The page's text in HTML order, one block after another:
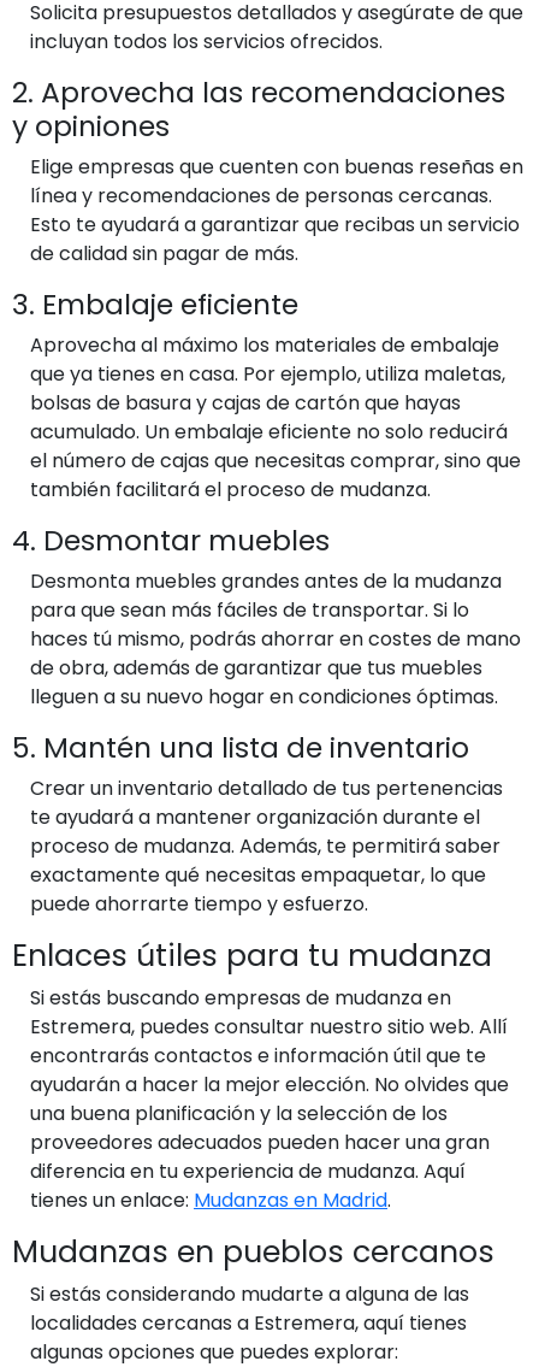
Solicita presupuestos detallados y asegúrate de que
incluyan todos los servicios ofrecidos.
2. Aprovecha las recomendaciones
y opiniones
Elige empresas que cuenten con buenas reseñas en
línea y recomendaciones de personas cercanas.
Esto te ayudará a garantizar que recibas un servicio
de calidad sin pagar de más.
3. Embalaje eficiente
Aprovecha al máximo los materiales de embalaje
que ya tienes en casa. Por ejemplo, utiliza maletas,
bolsas de basura y cajas de cartón que hayas
acumulado. Un embalaje eficiente no solo reducirá
el número de cajas que necesitas comprar, sino que
también facilitará el proceso de mudanza.
4. Desmontar muebles
Desmonta muebles grandes antes de la mudanza
para que sean más fáciles de transportar. Si lo
haces tú mismo, podrás ahorrar en costes de mano
de obra, además de garantizar que tus muebles
lleguen a su nuevo hogar en condiciones óptimas.
5. Mantén una lista de inventario
Crear un inventario detallado de tus pertenencias
te ayudará a mantener organización durante el
proceso de mudanza. Además, te permitirá saber
exactamente qué necesitas empaquetar, lo que
puede ahorrarte tiempo y esfuerzo.
Enlaces útiles para tu mudanza
Si estás buscando empresas de mudanza en
Estremera, puedes consultar nuestro sitio web. Allí
encontrarás contactos e información útil que te
ayudarán a hacer la mejor elección. No olvides que
una buena planificación y la selección de los
proveedores adecuados pueden hacer una gran
diferencia en tu experiencia de mudanza. Aquí
tienes un enlace: Mudanzas en Madrid.
Mudanzas en pueblos cercanos
Si estás considerando mudarte a alguna de las
localidades cercanas a Estremera, aquí tienes
algunas opciones que puedes explorar: